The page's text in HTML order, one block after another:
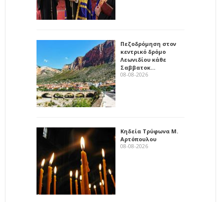
Πεζοδρόμηση στον
κεντρικό δρόμο
Λεωνιδίου κάθε
Σαββατοκ…
08-08-2026
Κηδεία Τρύφωνα Μ.
Αρτόπουλου
08-08-2026